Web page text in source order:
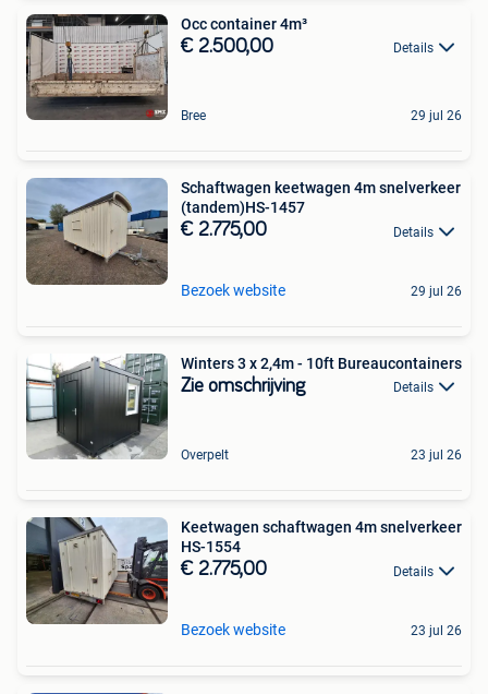
Occ container 4m³
€ 2.500,00 Details
Bree 29 jul 26
Schaftwagen keetwagen 4m snelverkeer
(tandem)HS-1457
€ 2.775,00 Details
Bezoek website 29 jul 26
Winters 3 x 2,4m - 10ft Bureaucontainers
Zie omschrijving Details
Overpelt 23 jul 26
Keetwagen schaftwagen 4m snelverkeer
HS-1554
€ 2.775,00 Details
Bezoek website 23 jul 26